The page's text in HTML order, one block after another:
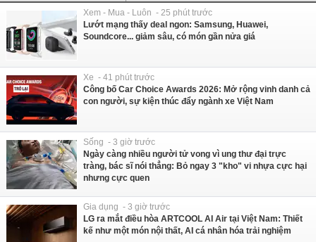
Xem - Mua - Luôn - 25 phút trước
Lướt mạng thấy deal ngon: Samsung, Huawei,
Soundcore... giảm sâu, có món gần nửa giá
Xe - 41 phút trước
Công bố Car Choice Awards 2026: Mở rộng vinh danh cả
con người, sự kiện thúc đẩy ngành xe Việt Nam
Sống - 3 giờ trước
Ngày càng nhiều người tử vong vì ung thư đại trực
tràng, bác sĩ nói thẳng: Bỏ ngay 3 "kho" vi nhựa cực hại
nhưng cực quen
Gia dụng - 3 giờ trước
LG ra mắt điều hòa ARTCOOL AI Air tại Việt Nam: Thiết
kế như một món nội thất, AI cá nhân hóa trải nghiệm